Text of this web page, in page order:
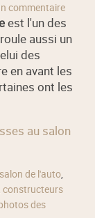
commentaire
est l'un des
aussi un
des
en avant les
ont les
au salon
salon de l'auto,
,constructeurs
des